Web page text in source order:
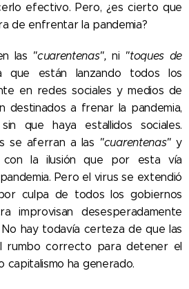
efectivo. Pero, ¿es cierto que
de enfrentar la pandemia?
las "cuarentenas",ni "toques de
que están lanzando todos los
en redes sociales y medios de
destinados a frenar la pandemia,
que haya estallidos sociales.
se aferran a las "cuarentenas"y
con la ilusión que por esta vía
Pero el virus se extendió
culpa de todos los gobiernos
improvisan desesperadamente
hay todavía certeza de que las
rumbo correcto para detener el
ha generado.